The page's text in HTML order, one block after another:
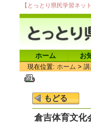
【とっとり県民学習ネッ
ホーム お
現在位置: ホーム >
倉吉体育文